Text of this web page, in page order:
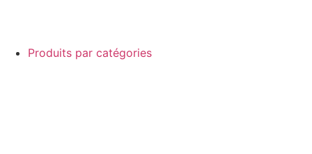
Produits par catégories